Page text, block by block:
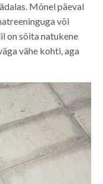
Mõnel päeval
või
on sõita natukene
vähe kohti, aga